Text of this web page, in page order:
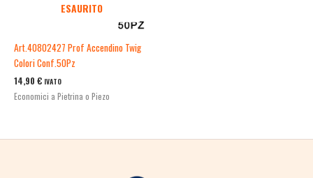
ESAURITO
Art.40802427 Prof Accendino Twig
Colori Conf.50Pz
14,90 € IVATO
Economici a Pietrina o Piezo